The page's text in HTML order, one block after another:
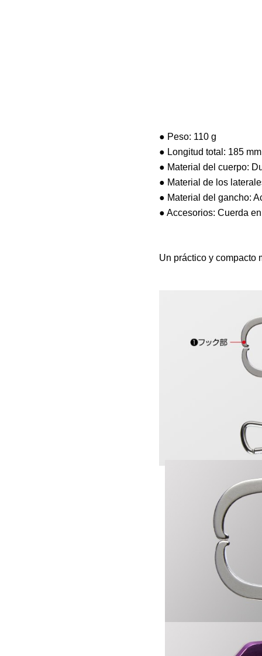
● Peso: 110 g
● Longitud total: 185 mm
● Material del cuerpo:
● Material de los
● Material del gancho:
● Accesorios: Cuerda
Un práctico y compacto